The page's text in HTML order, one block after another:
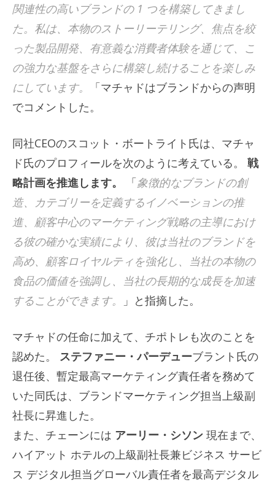
関連性の高いブランドの 1 つを構築してきまし
た。私は、本物のストーリーテリング、焦点を絞
った製品開発、有意義な消費者体験を通じて、こ
の強力な基盤をさらに構築し続けることを楽しみ
にしています。
「マチャドはブランドからの声明
でコメントした。
同社CEOのスコット・ボートライト氏は、マチャ
ド氏のプロフィールを次のように考えている。
戦
略計画を推進します。
「象徴的なブランドの創
造、カテゴリーを定義するイノベーションの推
進、顧客中心のマーケティング戦略の主導におけ
る彼の確かな実績により、彼は当社のブランドを
高め、顧客ロイヤルティを強化し、当社の本物の
食品の価値を強調し、当社の長期的な成長を加速
することができます。
」と指摘した。
マチャドの任命に加えて、チポトレも次のことを
認めた。 ステファニー・パーデューブラント氏の
退任後、暫定最高マーケティング責任者を務めて
いた同氏は、ブランドマーケティング担当上級副
社長に昇進した。
また、チェーンには アーリー・シソン 現在まで、
ハイアット ホテルの上級副社長兼ビジネス サービ
ス デジタル担当グローバル責任者を最高デジタル